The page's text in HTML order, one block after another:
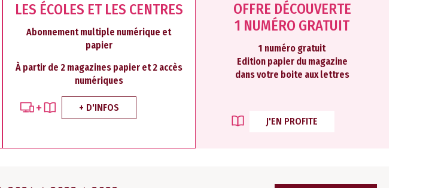
LES ÉCOLES ET LES CENTRES
Abonnement multiple numérique et
papier
À partir de 2 magazines papier et 2 accès
numériques
+ D'INFOS
OFFRE DÉCOUVERTE
1 NUMÉRO GRATUIT
1 numéro gratuit
Edition papier du magazine
dans votre boite aux lettres
J'EN PROFITE